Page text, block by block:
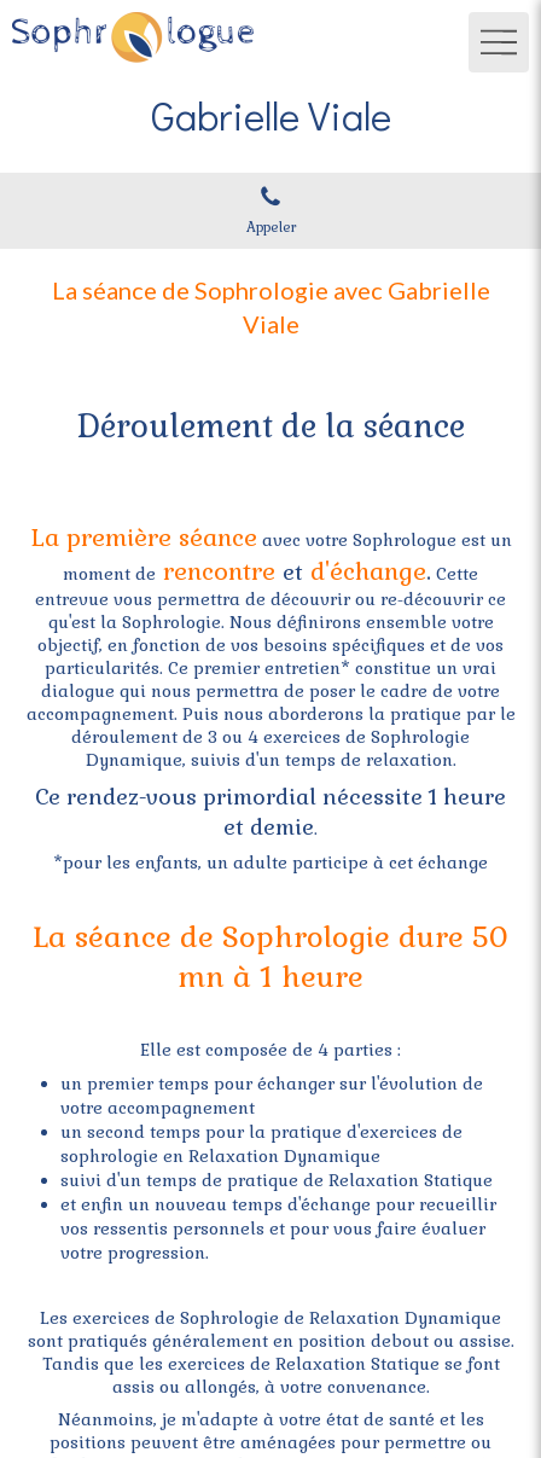
Gabrielle Viale
Appeler
La séance de Sophrologie avec Gabrielle
Viale
Déroulement de la séance
La première séance avec votre Sophrologue est un
moment de rencontre et d'échange. Cette
entrevue vous permettra de découvrir ou re-découvrir ce
qu'est la Sophrologie. Nous définirons ensemble votre
objectif, en fonction de vos besoins spécifiques et de vos
particularités. Ce premier entretien* constitue un vrai
dialogue qui nous permettra de poser le cadre de votre
accompagnement. Puis nous aborderons la pratique par le
déroulement de 3 ou 4 exercices de Sophrologie
Dynamique, suivis d'un temps de relaxation.
Ce rendez-vous primordial nécessite 1 heure
et demie.
*pour les enfants, un adulte participe à cet échange
La séance de Sophrologie dure 50
mn à 1 heure
Elle est composée de 4 parties :
un premier temps pour échanger sur l'évolution de
votre accompagnement
un second temps pour la pratique d'exercices de
sophrologie en Relaxation Dynamique
suivi d'un temps de pratique de Relaxation Statique
et enfin un nouveau temps d'échange pour recueillir
vos ressentis personnels et pour vous faire évaluer
votre progression.
Les exercices de Sophrologie de Relaxation Dynamique
sont pratiqués généralement en position debout ou assise.
Tandis que les exercices de Relaxation Statique se font
assis ou allongés, à votre convenance.
Néanmoins, je m'adapte à votre état de santé et les
positions peuvent être aménagées pour permettre ou